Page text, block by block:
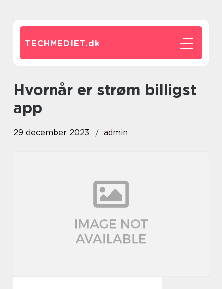
TECHMEDIET.dk
hvornår er strøm billigst
app
29 december 2023 admin